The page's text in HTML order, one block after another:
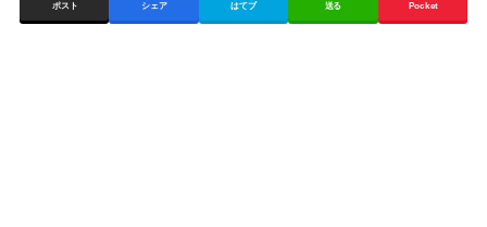
ポスト シェア はてブ 送る Pocket